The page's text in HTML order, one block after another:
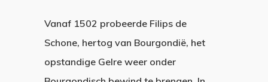
Vanaf 1502 probeerde Filips de
Schone, hertog van Bourgondië, het
opstandige Gelre weer onder